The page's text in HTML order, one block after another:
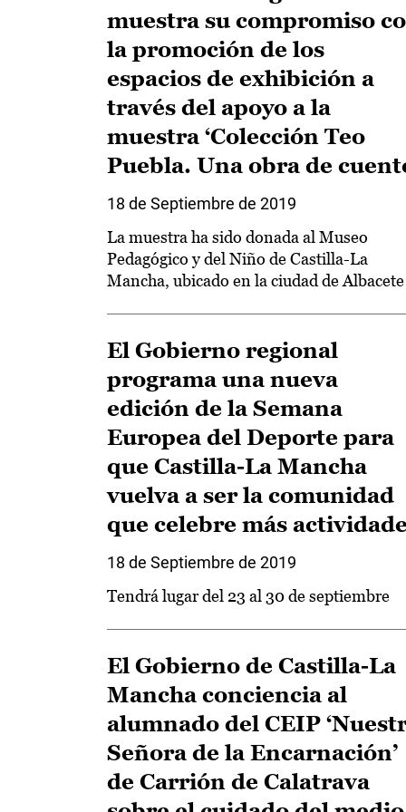
muestra su compromiso
la promoción de los
espacios de exhibición a
través del apoyo a la
muestra ‘Colección Teo
Puebla. Una obra de
18 de Septiembre de 2019
La muestra ha sido donada al Museo
Pedagógico y del Niño de Castilla-La
Mancha, ubicado en la ciudad de Albacete
El Gobierno regional
programa una nueva
edición de la Semana
Europea del Deporte para
que Castilla-La Mancha
vuelva a ser la comunidad
que celebre más
18 de Septiembre de 2019
Tendrá lugar del 23 al 30 de septiembre
El Gobierno de Castilla-La
Mancha conciencia al
alumnado del CEIP
Señora de la Encarnación’
de Carrión de Calatrava